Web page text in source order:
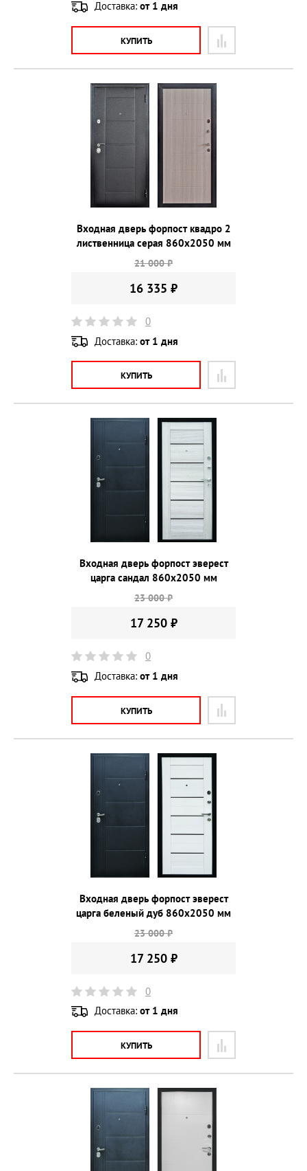
Доставка: от 1 дня
КУПИТЬ
Входная дверь форпост квадро 2
лиственница серая 860х2050 мм
21 000 ₽
16 335 ₽
0
Доставка: от 1 дня
КУПИТЬ
Входная дверь форпост эверест
царга сандал 860х2050 мм
23 000 ₽
17 250 ₽
0
Доставка: от 1 дня
КУПИТЬ
Входная дверь форпост эверест
царга беленый дуб 860х2050 мм
23 000 ₽
17 250 ₽
0
Доставка: от 1 дня
КУПИТЬ